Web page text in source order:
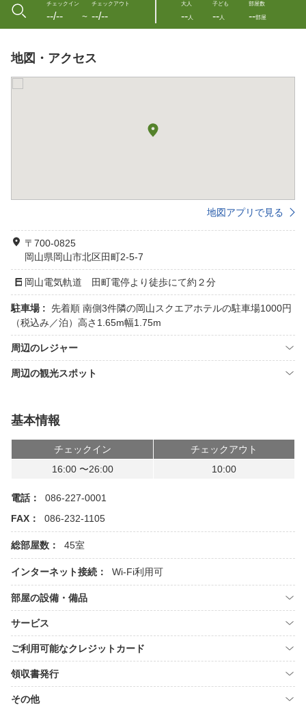
チェックイン
--/-- 〜
チェックアウト
--/--
大人
--人
子ども
--人
部屋数
--部屋
地図・アクセス
地図アプリで見る
〒700-0825
岡山県岡山市北区田町2-5-7
岡山電気軌道 田町電停より徒歩にて約２分
駐車場 : 先着順 南側3件隣の岡山スクエアホテルの駐車場1000円
（税込み／泊）高さ1.65m幅1.75m
周辺のレジャー
周辺の観光スポット
基本情報
チェックイン
チェックアウト
16:00 〜26:00
10:00
電話：
086-227-0001
FAX：
086-232-1105
総部屋数： 45室
インターネット接続： Wi-Fi利用可
部屋の設備・備品
サービス
ご利用可能なクレジットカード
領収書発行
その他